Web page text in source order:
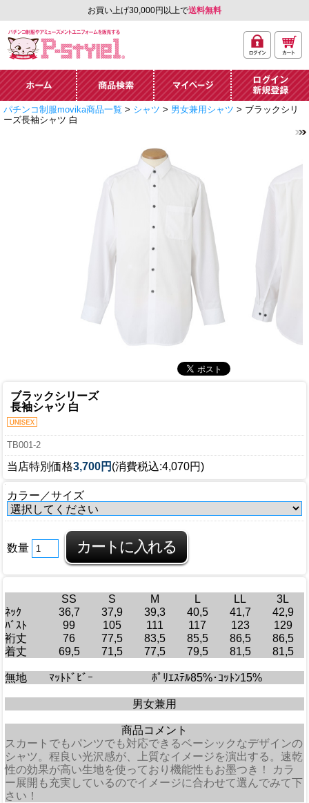
お買い上げ30,000円以上で送料無料
ーズメントユニフォー
ム通販「P-style 1」.
イン
ト
ホーム 商品検索 マイページ
ログイン・新規
パチンコ制服movika商品一覧 > シャツ > 男女兼用シャツ > ブラックシリ
ーズ長袖シャツ 白
ブラックシリーズ
長袖シャツ 白
TB001-2
当店特別価格3,700円 (消費税込:4,070円)
カラー／サイズ
数量
SS S M L LL
3L
ﾈｯｸ
36,7 37,9 39,3 40,5 41,7
42,9
ﾊﾞｽﾄ
99 105 111 117 123
129
裄丈
76 77,5 83,5 85,5 86,5
86,5
着丈
69,5 71,5 77,5 79,5 81,5 81,5
無地 ﾏｯﾄﾄﾞﾋﾞｰ ﾎﾟﾘｴｽﾃﾙ85%･ｺｯﾄﾝ15%
男女兼用
商品コメント
スカートでもパンツでも対応できるベーシックなデザインの
シャツ。程良い光沢感が、上質なイメージを演出する。速乾
性の効果が高い生地を使っており機能性もお墨つき！ カラ
ー展開も充実しているのでイメージに合わせて選んでみて下
さい！